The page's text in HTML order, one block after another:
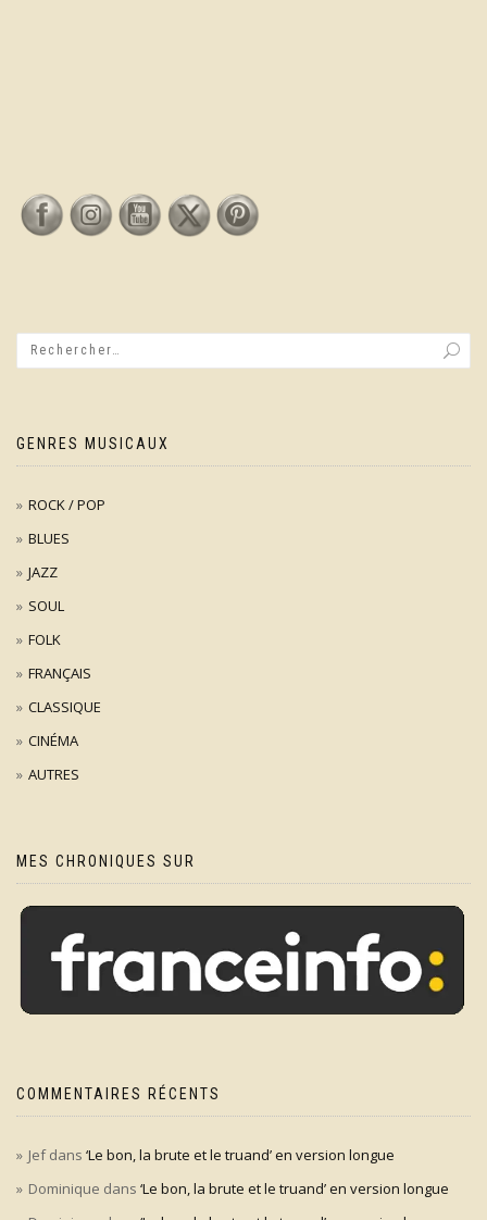
GENRES MUSICAUX
ROCK / POP
BLUES
JAZZ
SOUL
FOLK
FRANÇAIS
CLASSIQUE
CINÉMA
AUTRES
MES CHRONIQUES SUR
COMMENTAIRES RÉCENTS
Jefdans ‘Le bon, la brute et le truand’ en version longue
Dominique dans ‘Le bon, la brute et le truand’ en version longue